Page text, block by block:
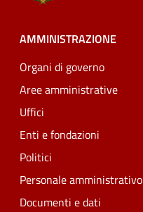
AMMINISTRAZIONE
Organi di governo
Aree amministrative
Uffici
Enti e fondazioni
Politici
Personale amministrativo
Documenti e dati